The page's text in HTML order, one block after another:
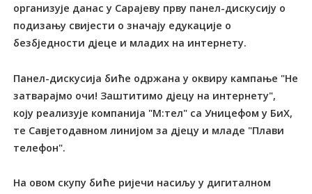
организује данас у Сарајеву прву панел-дискусију о
подизању свијести о значају едукације о
безбједности дјеце и младих на интернету.
Панел-дискусија биће одржана у оквиру кампање "Не
затварајмо очи! Заштитимо дјецу на интернету",
коју реализује компанија "М:тел" са Уницефом у БиХ,
те Савјетодавном линијом за дјецу и младе "Плави
телефон".
На овом скупу биће ријечи насиљу у дигиталном